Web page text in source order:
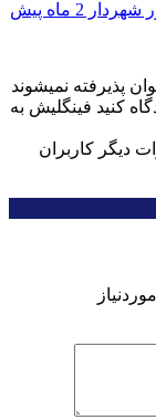
شهردار 2 ماه پیش
پذیرفته نمیشوند
کنید فینگلیش به
دیگر کاربران